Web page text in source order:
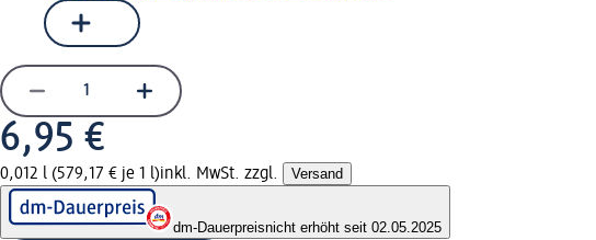
6,95 €
0,012 l (579,17 € je 1 l)inkl. MwSt. zzgl. Versand
dm-Dauerpreisnicht erhöht seit 02.05.2025